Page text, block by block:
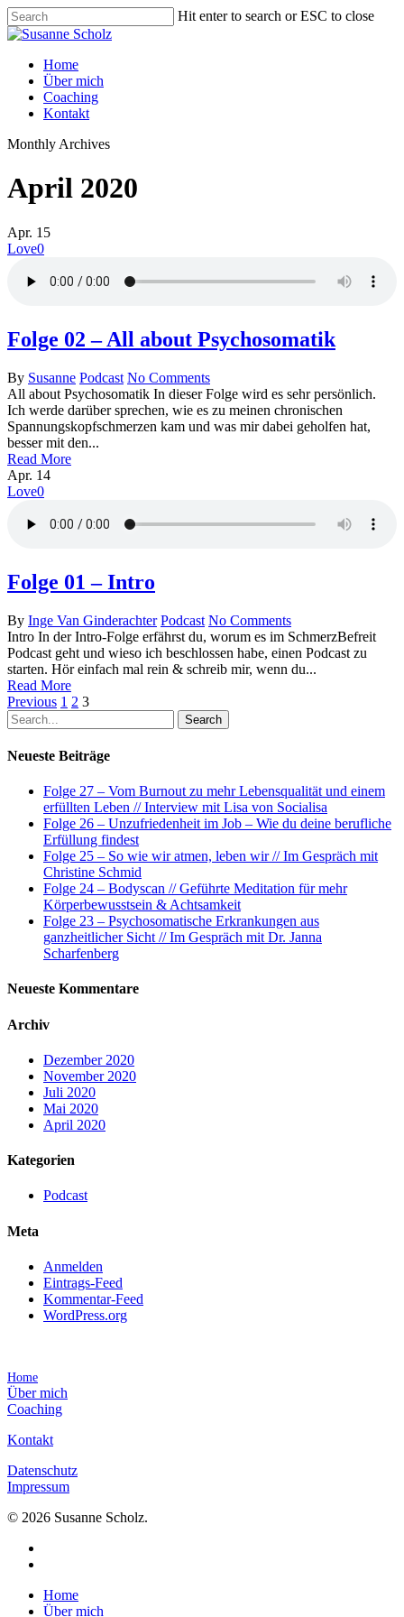
Hit enter to search or ESC to close
Home
Über mich
Coaching
Kontakt
Monthly Archives
April 2020
Apr. 15
Love0
Folge 02 – All about Psychosomatik
By Susanne Podcast No Comments
All about Psychosomatik In dieser Folge wird es sehr persönlich.
Ich werde darüber sprechen, wie es zu meinen chronischen
Spannungskopfschmerzen kam und was mir dabei geholfen hat,
besser mit den...
Read More
Apr. 14
Love0
Folge 01 – Intro
By Inge Van Ginderachter Podcast No Comments
Intro In der Intro-Folge erfährst du, worum es im SchmerzBefreit
Podcast geht und wieso ich beschlossen habe, einen Podcast zu
starten. Hör einfach mal rein & schreib mir, wenn du...
Read More
Previous 1 2 3
Search
Neueste Beiträge
Folge 27 – Vom Burnout zu mehr Lebensqualität und einem
erfüllten Leben // Interview mit Lisa von Socialisa
Folge 26 – Unzufriedenheit im Job – Wie du deine berufliche
Erfüllung findest
Folge 25 – So wie wir atmen, leben wir // Im Gespräch mit
Christine Schmid
Folge 24 – Bodyscan // Geführte Meditation für mehr
Körperbewusstsein & Achtsamkeit
Folge 23 – Psychosomatische Erkrankungen aus
ganzheitlicher Sicht // Im Gespräch mit Dr. Janna
Scharfenberg
Neueste Kommentare
Archiv
Dezember 2020
November 2020
Juli 2020
Mai 2020
April 2020
Kategorien
Podcast
Meta
Anmelden
Eintrags-Feed
Kommentar-Feed
WordPress.org
Home
Über mich
Coaching
Kontakt
Datenschutz
Impressum
© 2026 Susanne Scholz.
Home
Über mich